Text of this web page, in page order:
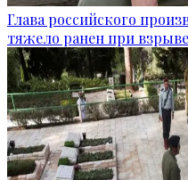
Глава российского
тяжело ранен при